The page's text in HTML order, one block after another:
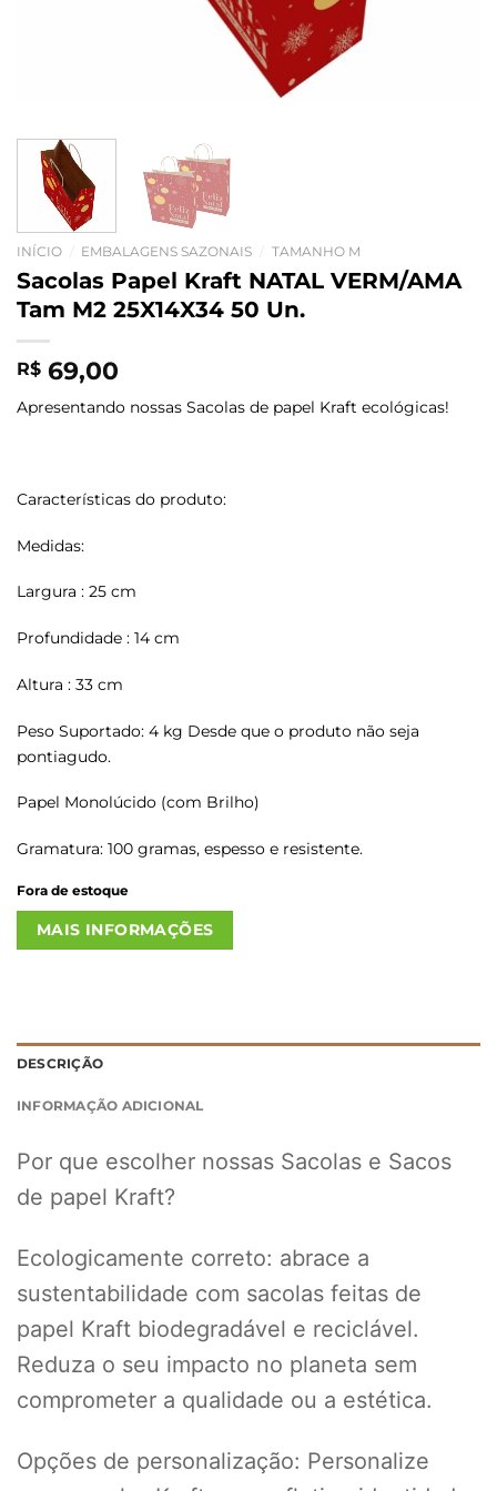
INÍCIO EMBALAGENS SAZONAIS TAMANHO M
Sacolas Papel Kraft NATAL VERM/AMA
Tam M2 25X14X34 50 Un.
R$ 69,00
Apresentando nossas Sacolas de papel Kraft ecológicas!
Características do produto:
Medidas:
Largura : 25 cm
Profundidade : 14 cm
Altura : 33 cm
Peso Suportado: 4 kg Desde que o produto não seja
pontiagudo.
Papel Monolúcido (com Brilho)
Gramatura: 100 gramas, espesso e resistente.
Fora de estoque
MAIS INFORMAÇÕES
DESCRIÇÃO
INFORMAÇÃO ADICIONAL
Por que escolher nossas Sacolas e Sacos
de papel Kraft?
Ecologicamente correto: abrace a
sustentabilidade com sacolas feitas de
papel Kraft biodegradável e reciclável.
Reduza o seu impacto no planeta sem
comprometer a qualidade ou a estética.
Opções de personalização: Personalize